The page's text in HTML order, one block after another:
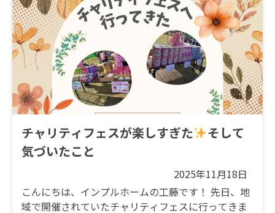
チャリティフェスが楽しすぎた
そして
気づいたこと
2025年11月18日
こんにちは、インプルホームの工藤です！ 先日、地
域で開催されていたチャリティフェスに行ってきま